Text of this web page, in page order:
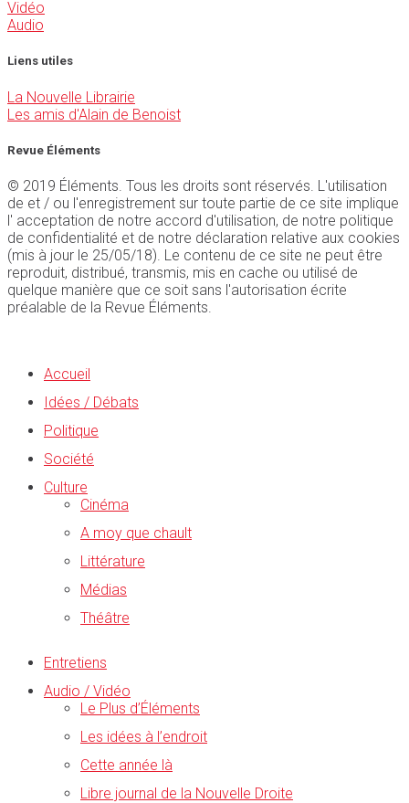
Vidéo
Audio
Liens utiles
La Nouvelle Librairie
Les amis d'Alain de Benoist
Revue Éléments
© 2019 Éléments. Tous les droits sont réservés. L'utilisation
de et / ou l'enregistrement sur toute partie de ce site implique
l' acceptation de notre accord d'utilisation, de notre politique
de confidentialité et de notre déclaration relative aux cookies
(mis à jour le 25/05/18). Le contenu de ce site ne peut être
reproduit, distribué, transmis, mis en cache ou utilisé de
quelque manière que ce soit sans l'autorisation écrite
préalable de la Revue Éléments.
Accueil
Idées / Débats
Politique
Société
Culture
Cinéma
A moy que chault
Littérature
Médias
Théâtre
Entretiens
Audio / Vidéo
Le Plus d’Éléments
Les idées à l’endroit
Cette année là
Libre journal de la Nouvelle Droite